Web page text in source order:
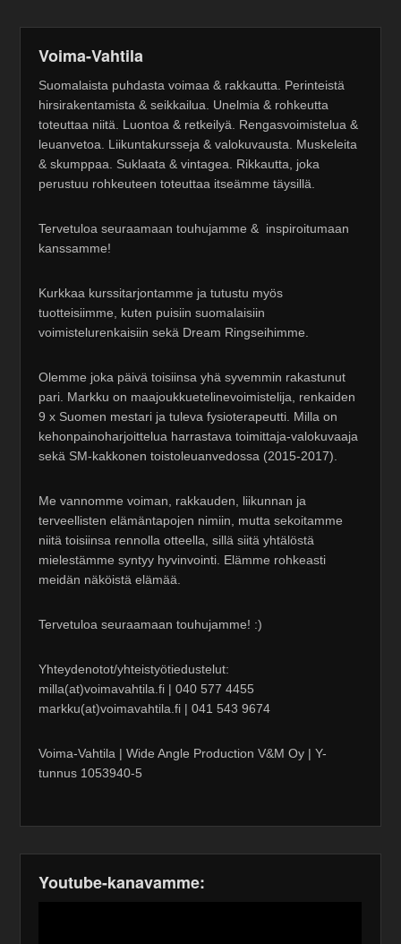
Voima-Vahtila
Suomalaista puhdasta voimaa & rakkautta. Perinteistä
hirsirakentamista & seikkailua. Unelmia & rohkeutta
toteuttaa niitä. Luontoa & retkeilyä. Rengasvoimistelua &
leuanvetoa. Liikuntakursseja & valokuvausta. Muskeleita
& skumppaa. Suklaata & vintagea. Rikkautta, joka
perustuu rohkeuteen toteuttaa itseämme täysillä.
Tervetuloa seuraamaan touhujamme & inspiroitumaan
kanssamme!
Kurkkaa kurssitarjontamme ja tutustu myös
tuotteisiimme, kuten puisiin suomalaisiin
voimistelurenkaisiin sekä Dream Ringseihimme.
Olemme joka päivä toisiinsa yhä syvemmin rakastunut
pari. Markku on maajoukkuetelinevoimistelija, renkaiden
9 x Suomen mestari ja tuleva fysioterapeutti. Milla on
kehonpainoharjoittelua harrastava toimittaja-valokuvaaja
sekä SM-kakkonen toistoleuanvedossa (2015-2017).
Me vannomme voiman, rakkauden, liikunnan ja
terveellisten elämäntapojen nimiin, mutta sekoitamme
niitä toisiinsa rennolla otteella, sillä siitä yhtälöstä
mielestämme syntyy hyvinvointi. Elämme rohkeasti
meidän näköistä elämää.
Tervetuloa seuraamaan touhujamme! :)
Yhteydenotot/yhteistyötiedustelut:
milla(at)voimavahtila.fi | 040 577 4455
markku(at)voimavahtila.fi | 041 543 9674
Voima-Vahtila | Wide Angle Production V&M Oy | Y-
tunnus 1053940-5
Youtube-kanavamme: